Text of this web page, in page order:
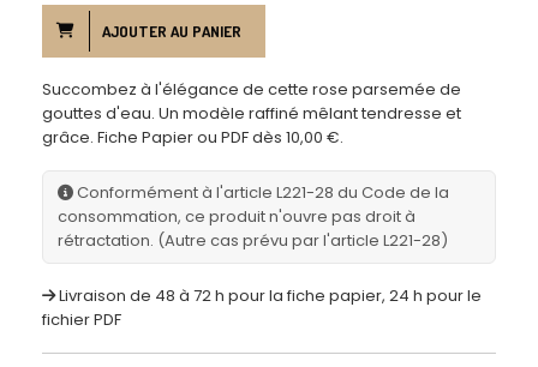
AJOUTER AU PANIER
Succombez à l'élégance de cette rose parsemée de
gouttes d'eau. Un modèle raffiné mêlant tendresse et
grâce. Fiche Papier ou PDF dès 10,00 €.
Conformément à l'article L221-28 du Code de la
consommation, ce produit n'ouvre pas droit à
rétractation. (Autre cas prévu par l'article L221-28)
Livraison de 48 à 72 h pour la fiche papier, 24 h pour le
fichier PDF